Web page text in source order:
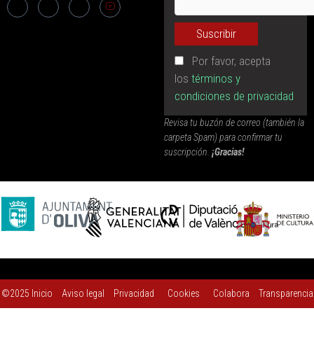
Por favor, acepta
los términos y
condiciones de privacidad
Revisa tu buzón de correo (también la
carpeta Spam) para confirmar tu
suscripción. ¡Gracias!
©2025 Inicio Aviso legal Privacidad Cookies Colabora Transparencia